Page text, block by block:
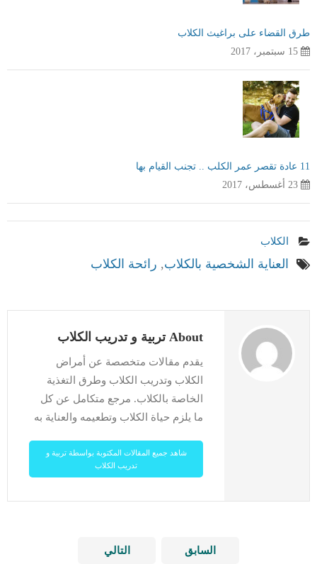
طرق القضاء على براغيث الكلاب
15 سبتمبر، 2017
11 عادة تقصر عمر الكلب .. تجنب القيام بها
23 أغسطس، 2017
الكلاب
العناية الشخصية بالكلاب, رائحة الكلاب
About تربية و تدريب الكلاب
يقدم مقالات متخصصة عن أمراض
الكلاب وتدريب الكلاب وطرق التغذية
الخاصة بالكلاب. مرجع متكامل عن كل
ما يلزم حياة الكلاب وتطعيمه والعناية به
شاهد جميع المقالات المكتوبة بواسطة تربية و
تدريب الكلاب
السابق التالي